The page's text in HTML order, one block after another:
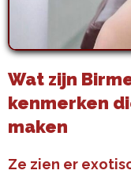
Wat zijn
kenmerken
maken
Ze zien er